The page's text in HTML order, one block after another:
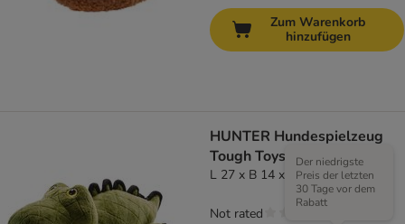
Zum Warenkorb
hinzufügen
HUNTER Hundespielzeug
Tough Toys Krokodil
L 27 x B 14 x H 11 cm
Der niedrigste
Preis der letzten
30 Tage vor dem
Rabatt
Not rated